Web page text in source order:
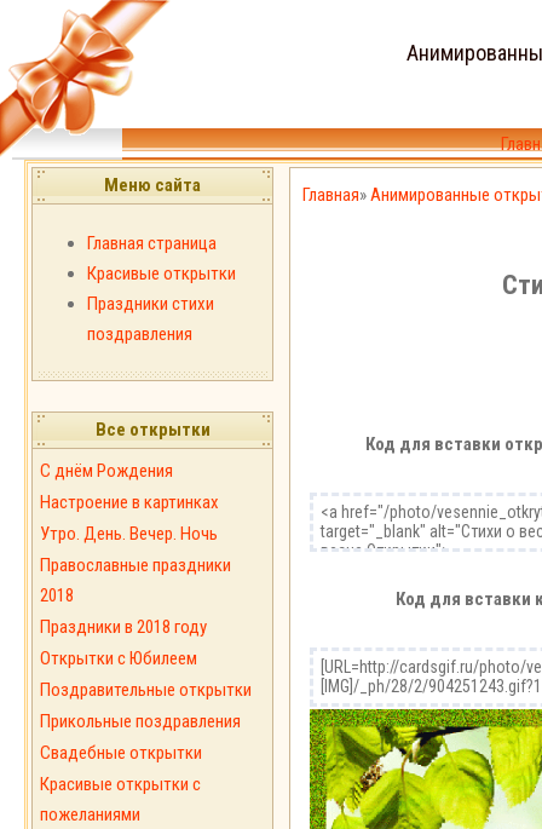
Меню сайта
Главная страница
Красивые открытки
Праздники стихи
поздравления
Все открытки
С днём Рождения
Настроение в картинках
Утро. День. Вечер. Ночь
Православные праздники
2018
Праздники в 2018 году
Открытки с Юбилеем
Поздравительные открытки
Прикольные поздравления
Свадебные открытки
Красивые открытки с
пожеланиями
Главная»Анимированные
Код для вставки
Код для вставки